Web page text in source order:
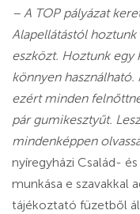
– A TOP pályázat
Alapellátástól
eszközt. Hoztunk
könnyen használható.
ezért minden
pár gumikesztyűt.
mindenképpen
nyíregyházi Család-
munkása e szavakkal
tájékoztató füzetből